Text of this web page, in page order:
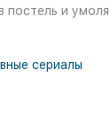
постель и
сериалы